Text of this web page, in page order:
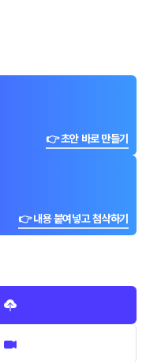
👉 초안 바로 만들기
👉 내용 붙여넣고 첨삭하기